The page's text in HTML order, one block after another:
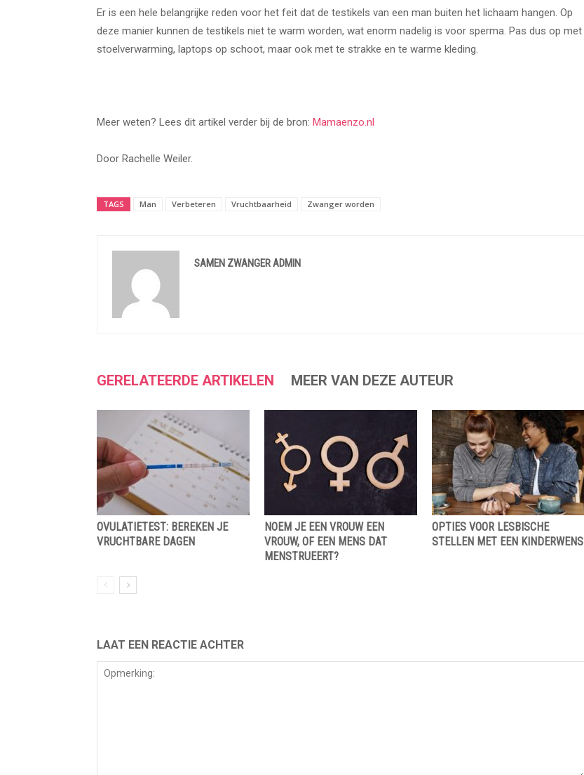
Er is een hele belangrijke reden voor het feit dat de testikels van een man buiten het lichaam hangen. Op
deze manier kunnen de testikels niet te warm worden, wat enorm nadelig is voor sperma. Pas dus op met
stoelverwarming, laptops op schoot, maar ook met te strakke en te warme kleding.
Meer weten? Lees dit artikel verder bij de bron: Mamaenzo.nl
Door Rachelle Weiler.
TAGS Man Verbeteren Vruchtbaarheid Zwanger worden
SAMEN ZWANGER ADMIN
GERELATEERDE ARTIKELEN MEER VAN DEZE AUTEUR
OVULATIETEST: BEREKEN JE
VRUCHTBARE DAGEN
NOEM JE EEN VROUW EEN
VROUW, OF EEN MENS DAT
MENSTRUEERT?
OPTIES VOOR LESBISCHE
STELLEN MET EEN KINDERWENS
LAAT EEN REACTIE ACHTER